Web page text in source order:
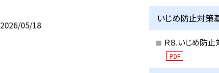
2026/05/18
いじめ防止対策
Ｒ８.いじめ防
PDF